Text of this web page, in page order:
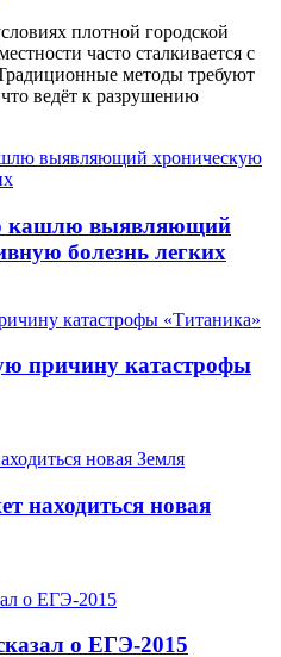
плотной городской
часто сталкивается с
методы требуют
ведёт к разрушению
кашлю выявляющий
болезнь легких
причину катастрофы
находиться новая
о ЕГЭ-2015